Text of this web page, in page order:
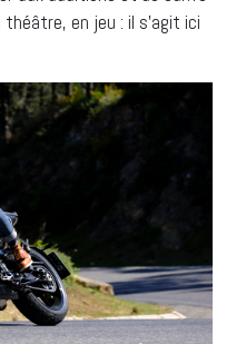
en jeu : il s’agit ici